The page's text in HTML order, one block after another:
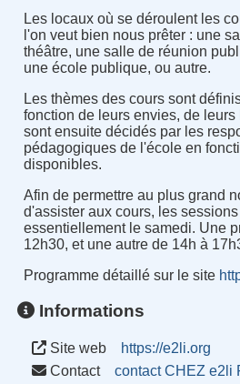
Les locaux où se déroulent les
l'on veut bien nous prêter : une
théâtre, une salle de réunion
une école publique, ou autre.
Les thèmes des cours sont
fonction de leurs envies, de
sont ensuite décidés par les
pédagogiques de l'école en
disponibles.
Afin de permettre au plus grand
d'assister aux cours, les
essentiellement le samedi. Une
12h30, et une autre de 14h à
Programme détaillé sur le site
Informations
Site web
https://e2li.org
Contact
contact CHEZ e2li